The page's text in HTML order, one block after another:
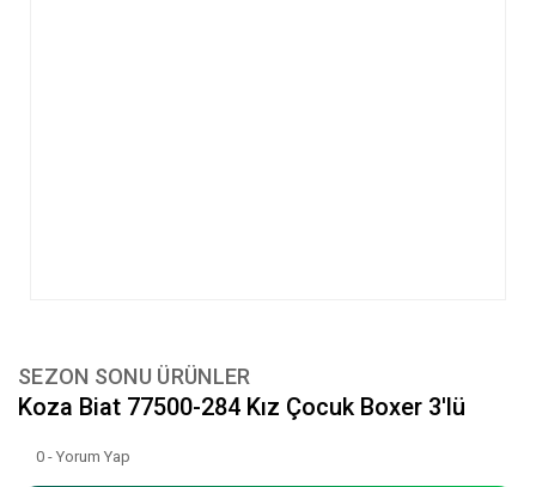
SEZON SONU ÜRÜNLER
Koza Biat 77500-284 Kız Çocuk Boxer 3'lü
0 - Yorum Yap